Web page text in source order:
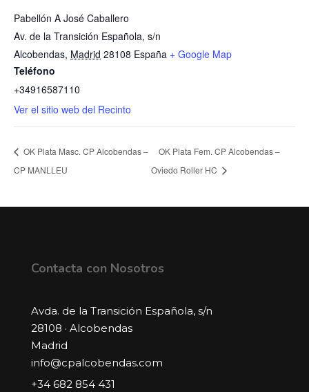
Pabellón A José Caballero
Av. de la Transición Española, s/n
Alcobendas, Madrid 28108 España + Google Map
Teléfono
+34916587110
Ver el sitio web del Recinto
OK Plata Masc. CP Alcobendas –
CP MANLLEU
OK Plata Fem. CP Alcobendas –
Oviedo Roller HC
Contacta con Nosotros
Avda. de la Transición Española, s/n
28108 · Alcobendas
Madrid
info@cpalcobendas.com
+34 682 854 431